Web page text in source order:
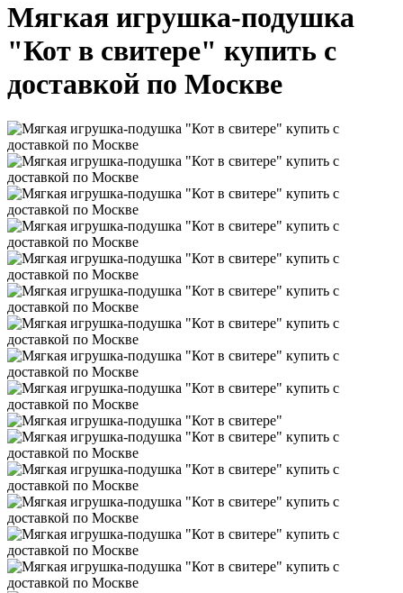
Мягкая игрушка-подушка
"Кот в свитере" купить с
доставкой по Москве